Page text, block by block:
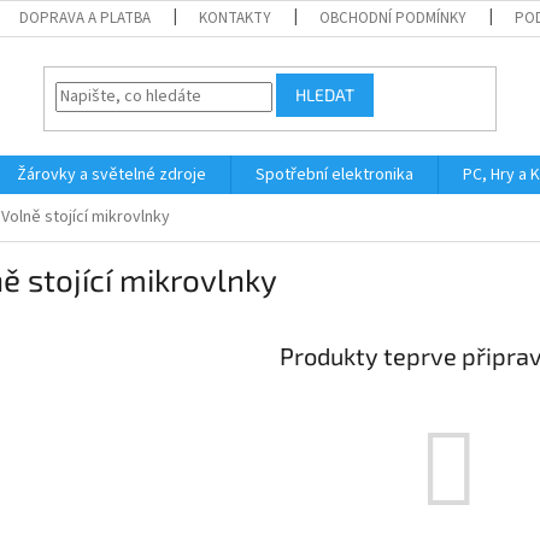
DOPRAVA A PLATBA KONTAKTY OBCHODNÍ PODMÍNKY
HLEDAT
Žárovky a světelné zdroje Spotřební elektronika
PC, Hry a
Volně stojící mikrovlnky
stojící mikrovlnky
Produkty teprve